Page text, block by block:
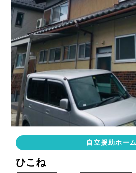
自立援助ホーム
ひこね